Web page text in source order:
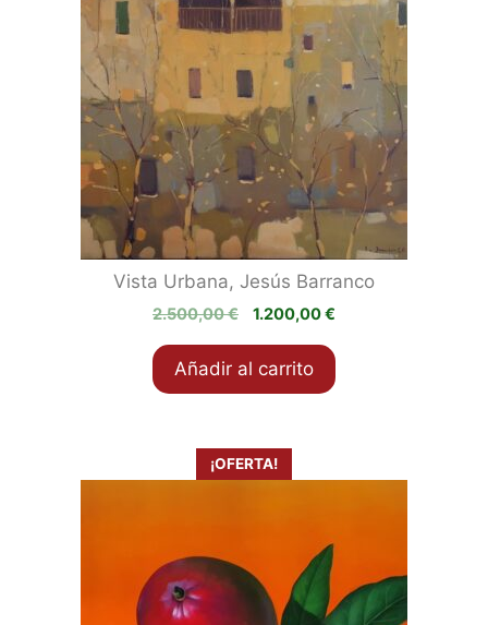
Vista Urbana, Jesús Barranco
2.500,00€
El
original
era:
1.200,00€
actual
es:
Añadir al carrito
¡OFERTA!